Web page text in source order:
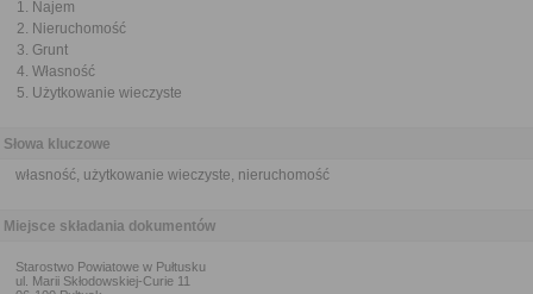
Najem
Nieruchomość
Grunt
Własność
Użytkowanie wieczyste
Słowa kluczowe
własność, użytkowanie wieczyste, nieruchomość
Miejsce składania dokumentów
Starostwo Powiatowe w Pułtusku
ul. Marii Skłodowskiej-Curie 11